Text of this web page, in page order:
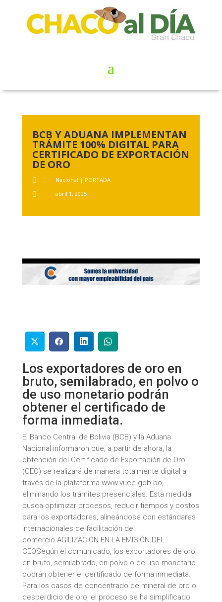
BCB Y ADUANA IMPLEMENTAN
TRÁMITE 100% DIGITAL PARA
CERTIFICADO DE EXPORTACIÓN
DE ORO
 Nacional | PORTADA
 abril 1, 2025
Los exportadores de oro en
bruto, semilabrado, en polvo o
de uso monetario podrán
obtener el certificado de
forma inmediata.
El Banco Central de Bolivia (BCB) y la Aduana
Nacional informaron que, a partir de ahora, la
obtención del Certificado de Exportación de Oro
(CEO) se realizará de manera totalmente digital a
través de la plataforma www.vuce.gob.bo,
eliminando los trámites presenciales. Esta medida
busca optimizar procesos, reducir tiempos y costos
para los exportadores, alineándose con estándares
internacionales de facilitación del
comercio.AGILIZACIÓN EN LA EMISIÓN DEL
CEOSegún el comunicado, los exportadores de oro
en bruto, semilabrado, en polvo o de uso monetario
podrán obtener el certificado de forma inmediata.
Para los casos de concentrado de mineral de oro o
desperdicio de oro, el proceso se ha simplificado: